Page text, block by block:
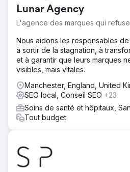
Lunar Agency
L'agence des marques qui
Nous aidons les responsables
à sortir de la stagnation, à
et à garantir que leurs marques
visibles, mais vitales.
Manchester, England, United
SEO local, Conseil SEO +23
Soins de santé et hôpitaux,
Tout budget